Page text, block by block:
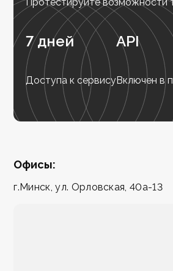
7 дней
Доступа к сервису
API
Включен в
Офисы:
г.Минск, ул. Орловская, 40а-13